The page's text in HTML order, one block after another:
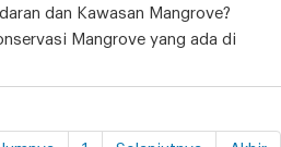
dan Kawasan Mangrove?
Mangrove yang ada di